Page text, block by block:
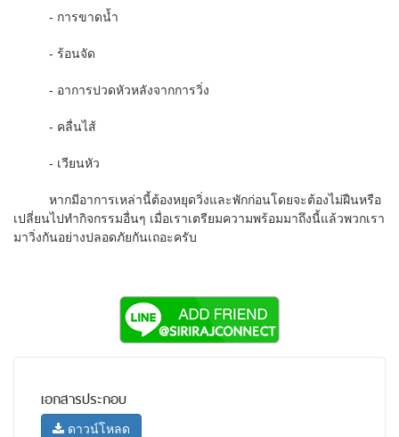
- การขาดน้ำ
- ร้อนจัด
- อาการปวดหัวหลังจากการวิ่ง
- คลื่นไส้
- เวียนหัว
หากมีอาการเหล่านี้ต้องหยุดวิ่งและพักก่อนโดยจะต้องไม่ฝืนหรือ
เปลี่ยนไปทำกิจกรรมอื่นๆ เมื่อเราเตรียมความพร้อมมาถึงนี้แล้วพวกเรา
มาวิ่งกันอย่างปลอดภัยกันเถอะครับ
เอกสารประกอบ
ดาวน์โหลด